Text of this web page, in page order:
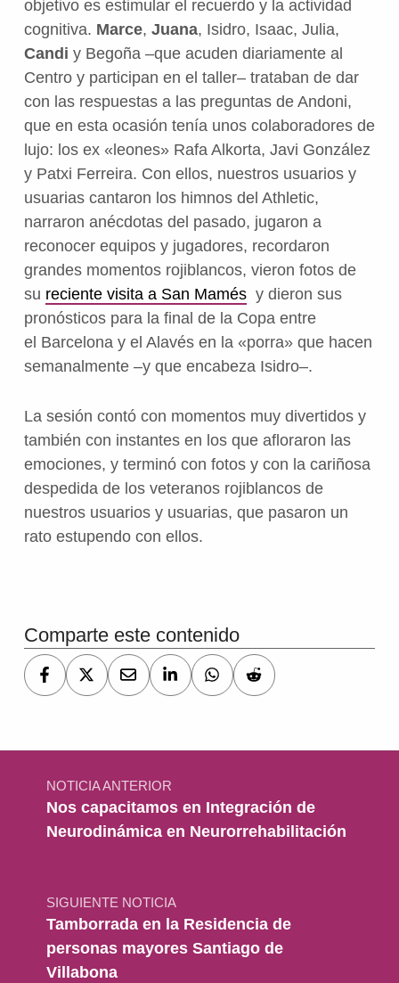
objetivo es estimular el recuerdo y la actividad
cognitiva. Marce, Juana, Isidro, Isaac, Julia,
Candi y Begoña –que acuden diariamente al
Centro y participan en el taller– trataban de dar
con las respuestas a las preguntas de Andoni,
que en esta ocasión tenía unos colaboradores de
lujo: los ex «leones» Rafa Alkorta, Javi González
y Patxi Ferreira. Con ellos, nuestros usuarios y
usuarias cantaron los himnos del Athletic,
narraron anécdotas del pasado, jugaron a
reconocer equipos y jugadores, recordaron
grandes momentos rojiblancos, vieron fotos de
su reciente visita a San Mamésy dieron sus
pronósticos para la final de la Copa entre
el Barcelona y el Alavés en la «porra» que hacen
semanalmente –y que encabeza Isidro–.
La sesión contó con momentos muy divertidos y
también con instantes en los que afloraron las
emociones, y terminó con fotos y con la cariñosa
despedida de los veteranos rojiblancos de
nuestros usuarios y usuarias, que pasaron un
rato estupendo con ellos.
Comparte este contenido
Navegación de entradas
NOTICIA ANTERIOR
Nos capacitamos en Integración de
Neurodinámica en Neurorrehabilitación
SIGUIENTE NOTICIA
Tamborrada en la Residencia de
personas mayores Santiago de
Villabona